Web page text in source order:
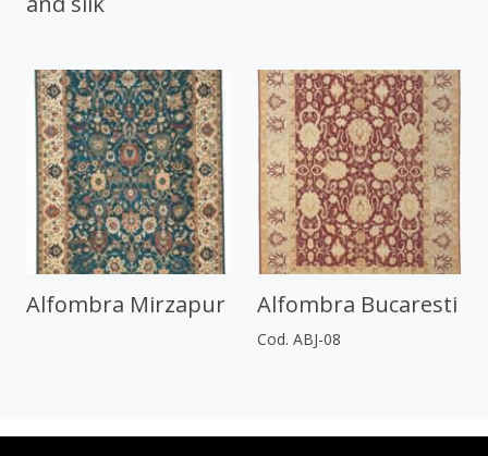
Alfombra Mirzapur Alfombra Bucaresti
Cod. ABJ-08